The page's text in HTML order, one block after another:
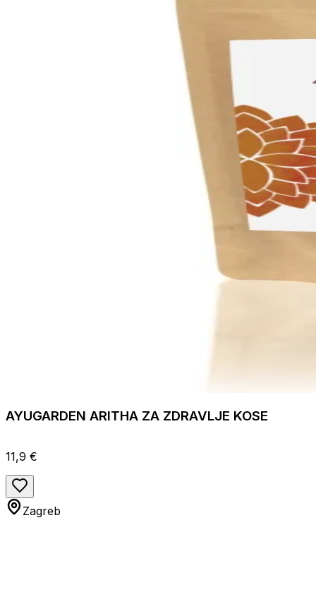
AYUGARDEN ARITHA ZA ZDRAVLJE KOSE
11,9 €
Zagreb